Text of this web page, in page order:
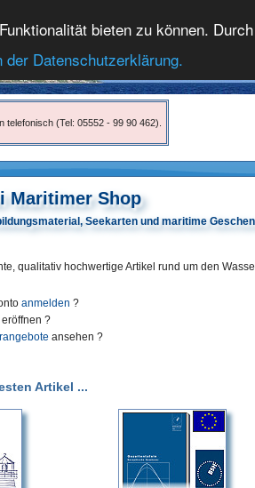
bieten zu können.
Datenschutzerklärung.
(Tel: 05552 - 99 90 462).
Maritimer Shop
Seekarten und maritime
qualitativ hochwertige Artikel rund um den
anmelden ?
eröffnen ?
ansehen ?
Artikel ...